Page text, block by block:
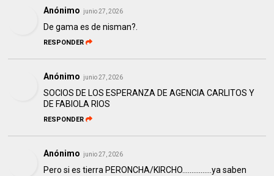
Anónimo junio 27, 2026
De gama es de nisman?.
RESPONDER
Anónimo junio 27, 2026
SOCIOS DE LOS ESPERANZA DE AGENCIA CARLITOS Y
DE FABIOLA RIOS
RESPONDER
Anónimo junio 27, 2026
Pero si es tierra PERONCHA/KIRCHO................ya saben